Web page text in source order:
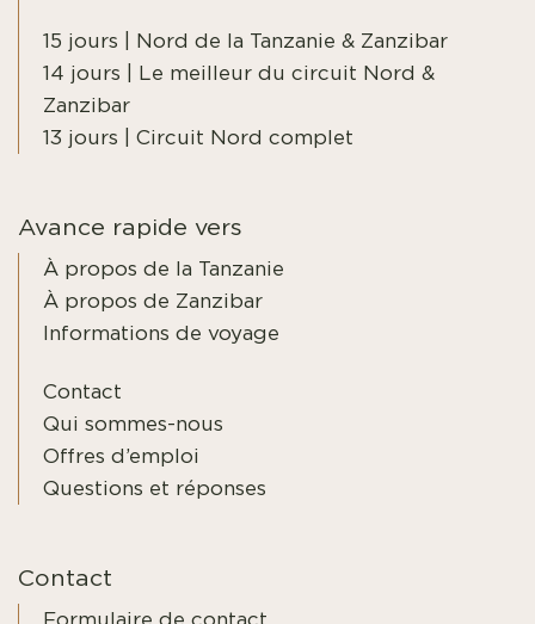
15 jours | Nord de la Tanzanie & Zanzibar
14 jours | Le meilleur du circuit Nord &
Zanzibar
13 jours | Circuit Nord complet
Avance rapide vers
À propos de la Tanzanie
À propos de Zanzibar
Informations de voyage
Contact
Qui sommes-nous
Offres d’emploi
Questions et réponses
Contact
Formulaire de contact